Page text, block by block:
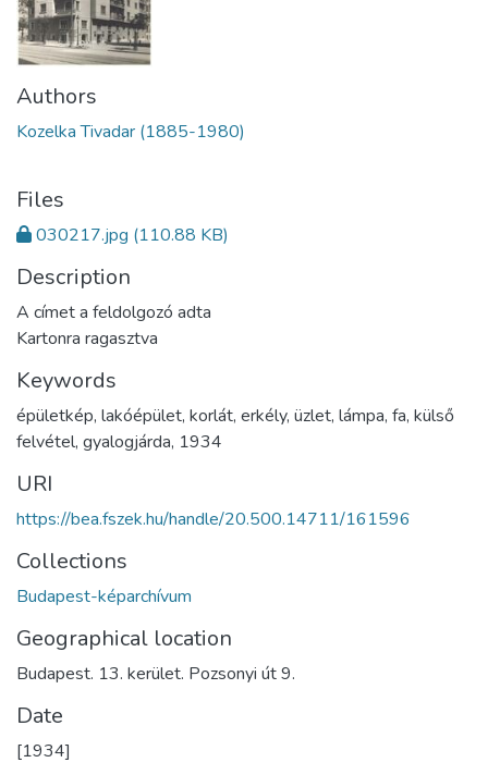
Authors
Kozelka Tivadar (1885-1980)
Files
030217.jpg (110.88 KB)
Description
A címet a feldolgozó adta
Kartonra ragasztva
Keywords
épületkép, lakóépület, korlát, erkély, üzlet, lámpa, fa, külső
felvétel, gyalogjárda, 1934
URI
https://bea.fszek.hu/handle/20.500.14711/161596
Collections
Budapest-képarchívum
Geographical location
Budapest. 13. kerület. Pozsonyi út 9.
Date
[1934]